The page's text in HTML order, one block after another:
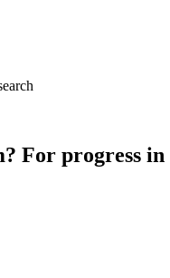
For progress in